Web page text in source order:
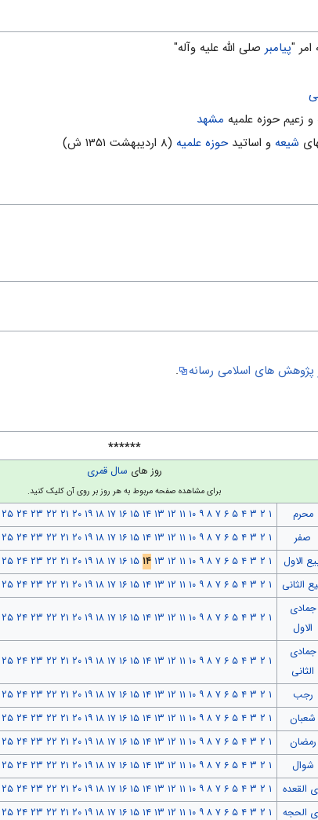
امر "پیامبر صلی الله علیه وآله"
و زعیم حوزه علمیه مشهد
شیعهو اساتیدحوزه علمیه(۸ اردیبهشت ۱۳۵۱ ش)
پژوهش هاى اسلامى رسانه .
******
روز های سال قمری
برای مشاهده صفحه مربوط به هر روز بر روی آن کلیک کنید.
محرم ۱ ۲ ۳ ۴ ۵ ۶ ۷ ۸ ۹ ۱۰ ۱۱ ۱۲ ۱۳ ۱۴ ۱۵ ۱۶ ۱۷ ۱۸ ۱۹ ۲۰ ۲۱ ۲۲ ۲۳ ۲۴ ۲۵
صفر
۱ ۲ ۳ ۴ ۵ ۶ ۷ ۸ ۹ ۱۰ ۱۱ ۱۲ ۱۳ ۱۴ ۱۵ ۱۶ ۱۷ ۱۸ ۱۹ ۲۰ ۲۱ ۲۲ ۲۳ ۲۴ ۲۵
الاول
۱ ۲ ۳ ۴ ۵ ۶ ۷ ۸ ۹ ۱۰ ۱۱ ۱۲ ۱۳ ۱۴ ۱۵ ۱۶ ۱۷ ۱۸ ۱۹ ۲۰ ۲۱ ۲۲ ۲۳ ۲۴ ۲۵
الثانی
۱ ۲ ۳ ۴ ۵ ۶ ۷ ۸ ۹ ۱۰ ۱۱ ۱۲ ۱۳ ۱۴ ۱۵ ۱۶ ۱۷ ۱۸ ۱۹ ۲۰ ۲۱ ۲۲ ۲۳ ۲۴ ۲۵
جمادی
الاول
۱ ۲ ۳ ۴ ۵ ۶ ۷ ۸ ۹ ۱۰ ۱۱ ۱۲ ۱۳ ۱۴ ۱۵ ۱۶ ۱۷ ۱۸ ۱۹ ۲۰ ۲۱ ۲۲ ۲۳ ۲۴ ۲۵
جمادی
الثانی
۱ ۲ ۳ ۴ ۵ ۶ ۷ ۸ ۹ ۱۰ ۱۱ ۱۲ ۱۳ ۱۴ ۱۵ ۱۶ ۱۷ ۱۸ ۱۹ ۲۰ ۲۱ ۲۲ ۲۳ ۲۴ ۲۵
رجب ۱ ۲ ۳ ۴ ۵ ۶ ۷ ۸ ۹ ۱۰ ۱۱ ۱۲ ۱۳ ۱۴ ۱۵ ۱۶ ۱۷ ۱۸ ۱۹ ۲۰ ۲۱ ۲۲ ۲۳ ۲۴ ۲۵
شعبان
۱ ۲ ۳ ۴ ۵ ۶ ۷ ۸ ۹ ۱۰ ۱۱ ۱۲ ۱۳ ۱۴ ۱۵ ۱۶ ۱۷ ۱۸ ۱۹ ۲۰ ۲۱ ۲۲ ۲۳ ۲۴ ۲۵
رمضان
۱ ۲ ۳ ۴ ۵ ۶ ۷ ۸ ۹ ۱۰ ۱۱ ۱۲ ۱۳ ۱۴ ۱۵ ۱۶ ۱۷ ۱۸ ۱۹ ۲۰ ۲۱ ۲۲ ۲۳ ۲۴ ۲۵
شوال
۱ ۲ ۳ ۴ ۵ ۶ ۷ ۸ ۹ ۱۰ ۱۱ ۱۲ ۱۳ ۱۴ ۱۵ ۱۶ ۱۷ ۱۸ ۱۹ ۲۰ ۲۱ ۲۲ ۲۳ ۲۴ ۲۵
القعده
۱ ۲ ۳ ۴ ۵ ۶ ۷ ۸ ۹ ۱۰ ۱۱ ۱۲ ۱۳ ۱۴ ۱۵ ۱۶ ۱۷ ۱۸ ۱۹ ۲۰ ۲۱ ۲۲ ۲۳ ۲۴ ۲۵
الحجه
۱ ۲ ۳ ۴ ۵ ۶ ۷ ۸ ۹ ۱۰ ۱۱ ۱۲ ۱۳ ۱۴ ۱۵ ۱۶ ۱۷ ۱۸ ۱۹ ۲۰ ۲۱ ۲۲ ۲۳ ۲۴ ۲۵